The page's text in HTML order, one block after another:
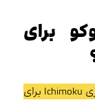
برای
معامله‌گران می‌توانند از سیستم معاملات ابری Ichimoku برای